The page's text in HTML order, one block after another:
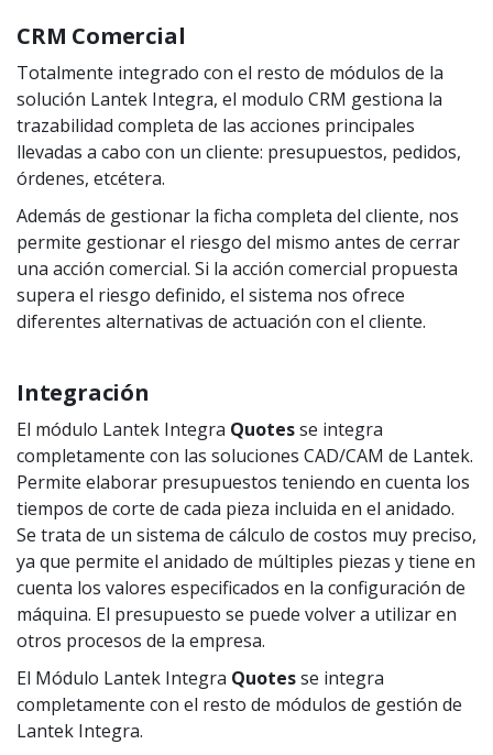
CRM Comercial
Totalmente integrado con el resto de módulos de la
solución Lantek Integra, el modulo CRM gestiona la
trazabilidad completa de las acciones principales
llevadas a cabo con un cliente: presupuestos, pedidos,
órdenes, etcétera.
Además de gestionar la ficha completa del cliente, nos
permite gestionar el riesgo del mismo antes de cerrar
una acción comercial. Si la acción comercial propuesta
supera el riesgo definido, el sistema nos ofrece
diferentes alternativas de actuación con el cliente.
Integración
El módulo Lantek Integra Quotesse integra
completamente con las soluciones CAD/CAM de Lantek.
Permite elaborar presupuestos teniendo en cuenta los
tiempos de corte de cada pieza incluida en el anidado.
Se trata de un sistema de cálculo de costos muy preciso,
ya que permite el anidado de múltiples piezas y tiene en
cuenta los valores especificados en la configuración de
máquina. El presupuesto se puede volver a utilizar en
otros procesos de la empresa.
El Módulo Lantek Integra Quotesse integra
completamente con el resto de módulos de gestión de
Lantek Integra.